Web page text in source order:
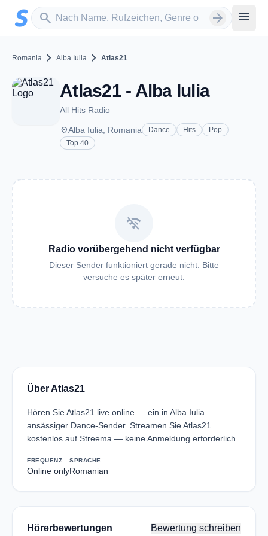
Zum Hauptinhalt springen
search
Sender suchen arrow_forward menu
Romania chevron_right Alba Iulia chevron_right Atlas21
Atlas21 - Alba Iulia
All Hits Radio
placeAlba Iulia, Romania Dance Hits
Pop
Top 40
wifi_off
Radio vorübergehend nicht verfügbar
Dieser Sender funktioniert gerade nicht. Bitte
versuche es später erneut.
Über Atlas21
Hören Sie Atlas21 live online — ein in Alba Iulia
ansässiger Dance-Sender. Streamen Sie Atlas21
kostenlos auf Streema — keine Anmeldung erforderlich.
FREQUENZ
Online only
SPRACHE
Romanian
Hörerbewertungen Bewertung schreiben